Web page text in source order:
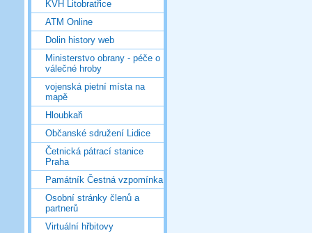
KVH Litobratřice
ATM Online
Dolin history web
Ministerstvo obrany - péče o
válečné hroby
vojenská pietní místa na
mapě
Hloubkaři
Občanské sdružení Lidice
Četnická pátrací stanice
Praha
Památník Čestná vzpomínka
Osobní stránky členů a
partnerů
Virtuální hřbitovy